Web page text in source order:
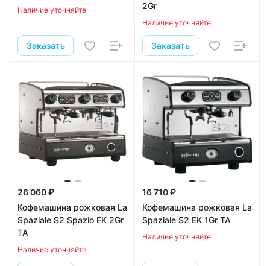
Наличие уточняйте
Заказать
2Gr
Наличие уточняйте
Заказать
26 060 ₽
Кофемашина рожковая La
Spaziale S2 Spazio EK 2Gr
TA
Наличие уточняйте
16 710 ₽
Кофемашина рожковая La
Spaziale S2 EK 1Gr TA
Наличие уточняйте